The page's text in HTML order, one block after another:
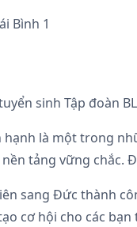
sinh Tập đoàn
hạnh là một trong
tảng vững chắc.
sang Đức thành
cơ hội cho các